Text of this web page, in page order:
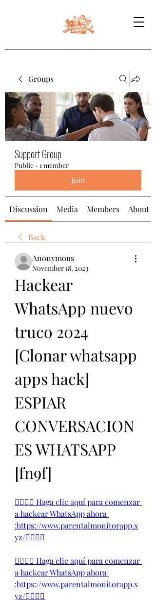
Groups
Support Group
Public · 1 member
Join
Discussion Media Members About
Back
Anonymous
November 18, 2023
Hackear
WhatsApp nuevo
truco 2024
[Clonar whatsapp
apps hack]
ESPIAR
CONVERSACION
ES WHATSAPP
[fn9f]
👉🏻👉🏻 Haga clic aquí para comenzar
a hackear WhatsApp ahora
:https://www.parentalmonitorapp.x
yz/👈🏻👈🏻
👉🏻👉🏻 Haga clic aquí para comenzar
a hackear WhatsApp ahora
:https://www.parentalmonitorapp.x
yz/👈🏻👈🏻